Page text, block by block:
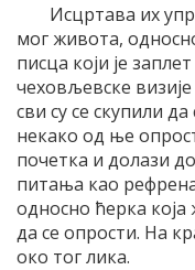
Исцртава их
мог живота,
писца који је
чеховљевске
сви су се скупили
некако од ње
почетка и долази
питања као
односно ћерка
да се опрости. На
око тог лика.